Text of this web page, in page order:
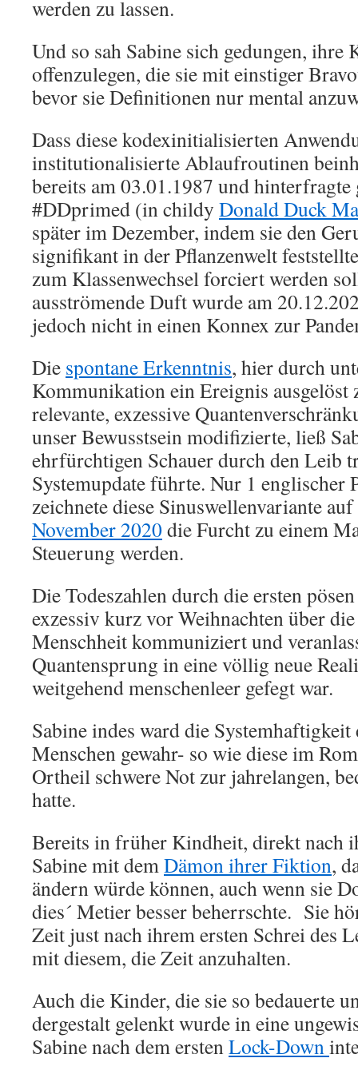
werden zu lassen.
Und so sah Sabine sich gedungen, ihre
offenzulegen, die sie mit einstiger
bevor sie Definitionen nur mental
Dass diese kodexinitialisierten
institutionalisierte Ablaufroutinen
bereits am 03.01.1987 und hinterfragte
#DDprimed (in childy Donald Duck
später im Dezember, indem sie den
signifikant in der Pflanzenwelt
zum Klassenwechsel forciert werden
ausströmende Duft wurde am
jedoch nicht in einen Konnex zur
Die spontane Erkenntnis, hier durch
Kommunikation ein Ereignis ausgelöst
relevante, exzessive
unser Bewusstsein modifizierte, ließ
ehrfürchtigen Schauer durch den Leib
Systemupdate führte. Nur 1 englischer
zeichnete diese Sinuswellenvariante
November 2020die Furcht zu einem
Steuerung werden.
Die Todeszahlen durch die ersten
exzessiv kurz vor Weihnachten über
Menschheit kommuniziert und
Quantensprung in eine völlig neue
weitgehend menschenleer gefegt war.
Sabine indes ward die
Menschen gewahr- so wie diese im
Ortheil schwere Not zur jahrelangen,
hatte.
Bereits in früher Kindheit, direkt nach
Sabine mit demDämon ihrer Fiktion,
ändern würde können, auch wenn sie
dies´ Metier besser beherrschte. Sie
Zeit just nach ihrem ersten Schrei des
mit diesem, die Zeit anzuhalten.
Auch die Kinder, die sie so bedauerte
dergestalt gelenkt wurde in eine
Sabine nach dem erstenLock-Down